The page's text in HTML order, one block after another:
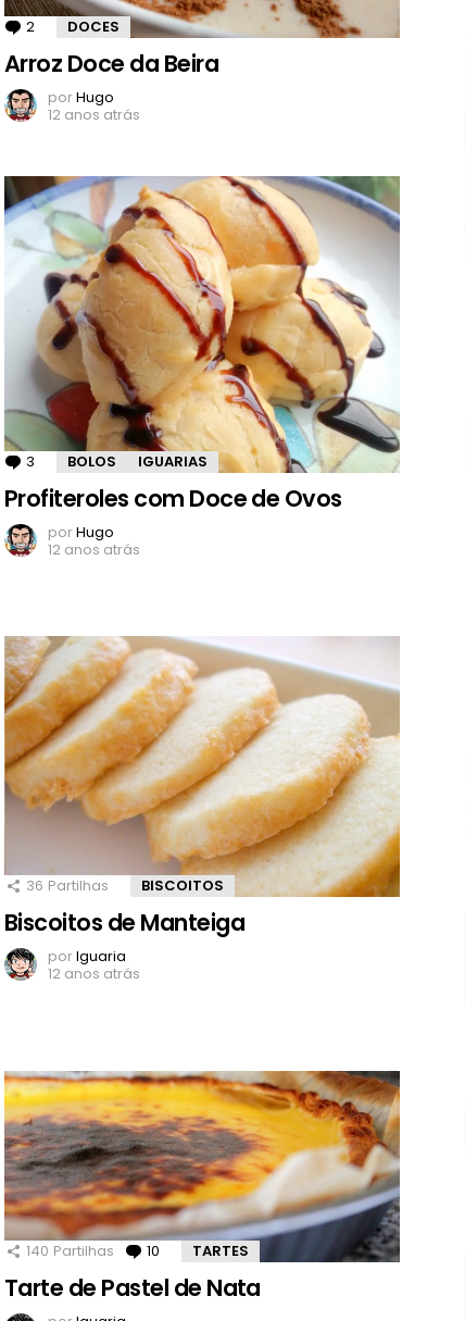
2 Comentários
DOCES
Arroz Doce da Beira
porHugo
12 anos atrás
3 Comentários
BOLOS IGUARIAS
Profiteroles com Doce de Ovos
porHugo
12 anos atrás
36 Partilhas BISCOITOS
Biscoitos de Manteiga
porIguaria
12 anos atrás
140 Partilhas 10 Comentários
TARTES
Tarte de Pastel de Nata